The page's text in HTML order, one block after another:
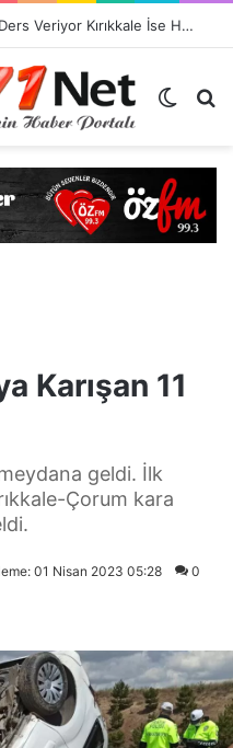
Kırşehir Kültürü İle Türkiyeye Ders Veriyor Kırıkkale İse Hala Seyrediyor !!!
Dış
Karışan 11
geldi. İlk
Çorum kara
01 Nisan 2023 05:28 0